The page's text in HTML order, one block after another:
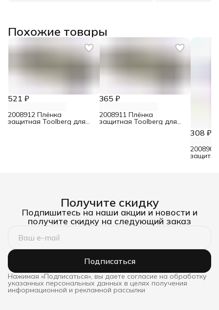
Похожие товары
521 ₽
2008912 Плёнка
защитная Toolberg для
365 ₽
2008911 Плёнка
защитная Toolberg для
308 ₽
Получите скидку
Подпишитесь на наши акции и новости и
получите скидку на следующий заказ
Подписаться
Нажимая «Подписаться», вы даете согласие на обработку
указанных персональных данных в целях получения
информационной и рекламной рассылки